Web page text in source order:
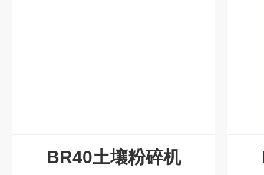
BR40土壤粉碎机